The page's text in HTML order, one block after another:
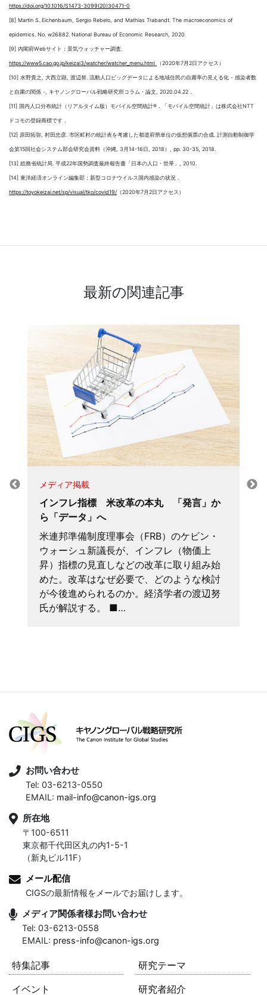
https://doi.org/10.1016/S1473-3099(20)30471-0
[8] Martin S. Eichenbaum, Sergio Rebelo, and Mathias Trabandt. The macroeconomics of
epidemics. No. w26882. National Bureau of Economic Research, 2020.
[9] 内閣府Webサイト：景気ウォッチャー調査.
https://www5.cao.go.jp/keizai3/watcher/watcher_menu.html （2020年7月2日アクセス）
[10] 水野貴之, 大西立顕, 渡辺努. 流動人口ビッグデータによる地域住民の自粛率の見える化 - 感染者数
と自粛の関係 -, キヤノングローバル戦略研究所コラム・論文, 2020.04.22．
[11] 国内人口分布統計（リアルタイム版）モバイル空間統計®．「モバイル空間統計」は株式会社NTT
ドコモの登録商標です．
[12] 原田拓弥, 村田忠彦. 市区町村の統計表を考慮した都道府県単位の仮想個票の合成. 計測自動制御学
会第15回社会システム部会研究会資料（沖縄, 3月14-16日, 2018）, pp. 30-35, 2018.
[13] 総務省統計局. 平成22年国勢調査最終報告書「日本の人口・世帯」, 2010.
[14] 東洋経済オンライン編集部：新型コロナウイルス国内感染の状況．
https://toyokeizai.net/sp/visual/tko/covid19/ （2020年7月2日アクセス）
最新の関連記事
メディア掲載
インフレ指標 米改革の本丸 「発言」か
ら「データ」へ
米連邦準備制度理事会（FRB）のケビン・
ウォーシュ新議長が、インフレ（物価上
昇）指標の見直しなどの改革に取り組み始
めた。改革はなぜ必要で、どのような検討
が今後進められるのか。経済学者の渡辺努
氏が解説する。 ■…
お問い合わせ
Tel: 03-6213-0550
EMAIL: mail-info@canon-igs.org
所在地
〒100-6511
東京都千代田区丸の内1-5-1
（新丸ビル11F）
メール配信
CIGSの最新情報をメールでお届けします。
メディア関係者様お問い合わせ
Tel: 03-6213-0558
EMAIL: press-info@canon-igs.org
特集記事
研究テーマ
イベント
研究者紹介